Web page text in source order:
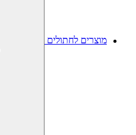
מוצרים לחתולים